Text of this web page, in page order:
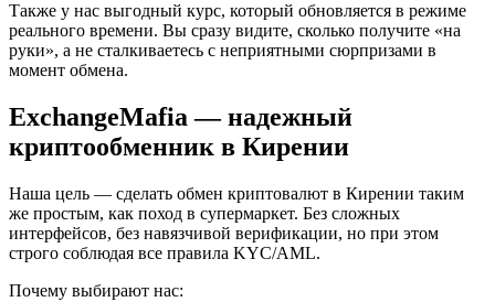
Также у нас выгодный курс, который обновляется в режиме
реального времени. Вы сразу видите, сколько получите «на
руки», а не сталкиваетесь с неприятными сюрпризами в
момент обмена.
ExchangeMafia — надежный
криптообменник в Кирении
Наша цель — сделать обмен криптовалют в Кирении таким
же простым, как поход в супермаркет. Без сложных
интерфейсов, без навязчивой верификации, но при этом
строго соблюдая все правила KYC/AML.
Почему выбирают нас: